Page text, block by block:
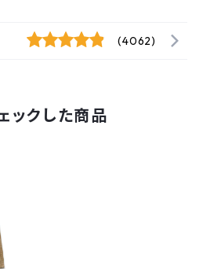
(4062)
ックした商品